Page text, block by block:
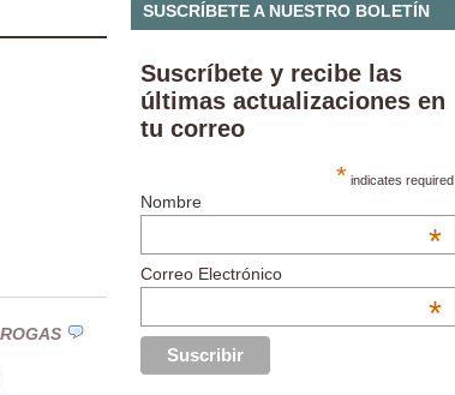
SUSCRÍBETE A NUESTRO BOLETÍN
Suscríbete y recibe las
últimas actualizaciones en
tu correo
* indicates required
Nombre
*
Correo Electrónico
*